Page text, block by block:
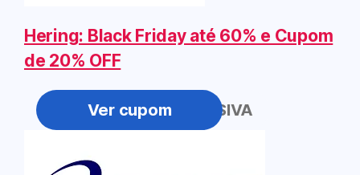
Hering: Black Friday até 60% e Cupom
de 20% OFF
PROGRESSIVA